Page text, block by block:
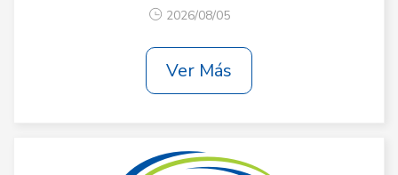
2026/08/05
Ver Más